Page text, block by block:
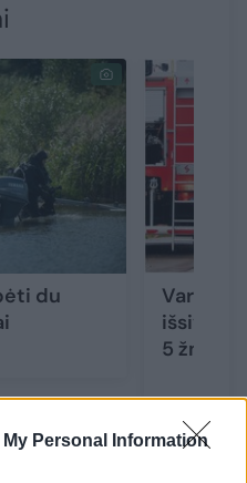
Personal Information
du
5